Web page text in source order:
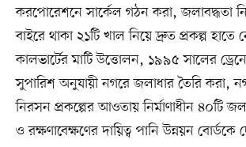
করপোরেশনে সার্কেল গঠন করা, জলাবদ্ধতা
বাইরে থাকা ২১টি খাল নিয়ে দ্রুত প্রকল্প
কালভার্টের মাটি উত্তোলন, ১৯৯৫ সালের
সুপারিশ অনুযায়ী নগরে জলাধার তৈরি করা,
নিরসন প্রকল্পের আওতায় নির্মাণাধীন ৪০টি
ও রক্ষণাবেক্ষণের দায়িত্ব পানি উন্নয়ন বোর্ডকে